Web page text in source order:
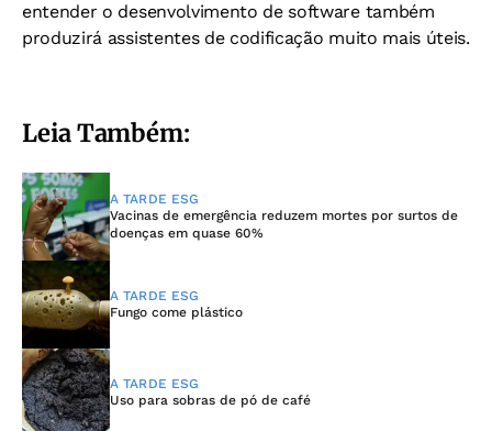
entender o desenvolvimento de software também
produzirá assistentes de codificação muito mais úteis.
Leia Também:
A TARDE ESG
Vacinas de emergência reduzem mortes por surtos de
doenças em quase 60%
A TARDE ESG
Fungo come plástico
A TARDE ESG
Uso para sobras de pó de café